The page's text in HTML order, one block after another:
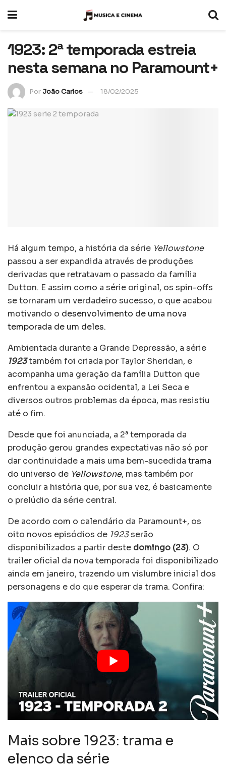
1923: 2ª temporada estreia
nesta semana no Paramount+
PorJoão Carlos 18/02/2025
Há algum tempo, a história da série Yellowstone
passou a ser expandida através de produções
derivadas que retratavam o passado da família
Dutton. E assim como a série original, os spin-offs
se tornaram um verdadeiro sucesso, o que acabou
motivando o desenvolvimento de uma nova
temporada de um deles.
Ambientada durante a Grande Depressão, a série
1923também foi criada por Taylor Sheridan, e
acompanha uma geração da família Dutton que
enfrentou a expansão ocidental, a Lei Seca e
diversos outros problemas da época, mas resistiu
até o fim.
Desde que foi anunciada, a 2ª temporada da
produção gerou grandes expectativas não só por
dar continuidade a mais uma bem-sucedida trama
do universo de Yellowstone, mas também por
concluir a história que, por sua vez, é basicamente
o prelúdio da série central.
De acordo com o calendário da Paramount+, os
oito novos episódios de 1923serão
disponibilizados a partir deste domingo (23). O
trailer oficial da nova temporada foi disponibilizado
ainda em janeiro, trazendo um vislumbre inicial dos
personagens e do que esperar da trama. Confira:
Mais sobre 1923: trama e
elenco da série